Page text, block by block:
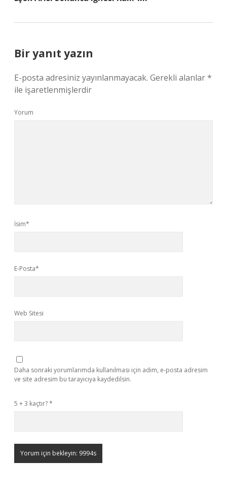
Bir yanıt yazın
E-posta adresiniz yayınlanmayacak. Gerekli alanlar*
ile işaretlenmişlerdir
Yorum
İsim*
E-Posta*
Web Sitesi
Daha sonraki yorumlarımda kullanılması için adım, e-posta adresim
ve site adresim bu tarayıcıya kaydedilsin.
5 + 3 kaçtır?*